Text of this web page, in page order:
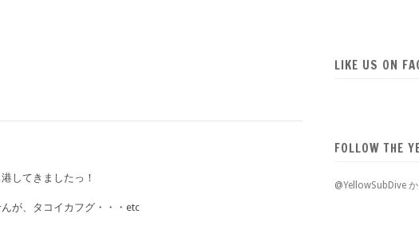
してきましたっ！
が、タコイカフグ・・・etc
LIKE US ON
FOLLOW THE
@YellowSubDive